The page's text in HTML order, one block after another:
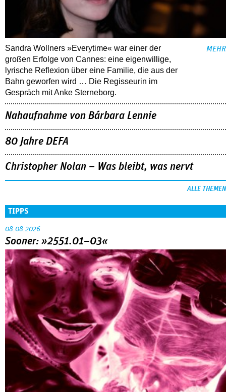
Sandra Wollners »Everytime« war einer der
großen Erfolge von Cannes: eine eigenwillige,
lyrische Reflexion über eine ­Familie, die aus der
Bahn geworfen wird … Die Regisseurin im
Gespräch mit Anke Sterneborg.
MEHR
Nahaufnahme von Bárbara Lennie
80 Jahre DEFA
Christopher Nolan – Was bleibt, was nervt
ALLE THEMEN
TIPPS
08.08.2026
Sooner: »2551.01–03«